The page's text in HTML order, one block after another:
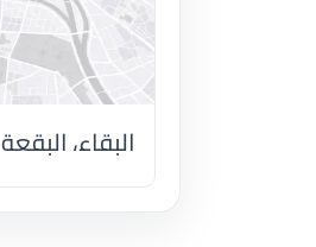
البقاء، البقعة